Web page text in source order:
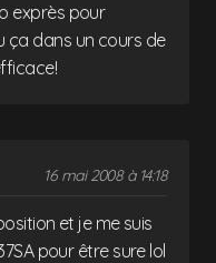
exprès pour
ça dans un cours de
16 mai 2008 à 14:18
et je me suis
pour être sure lol